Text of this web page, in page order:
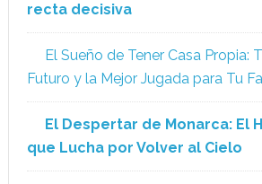
recta decisiva
El Sueño de Tener Casa Propia:
Futuro y la Mejor Jugada para Tu
El Despertar de Monarca: El
que Lucha por Volver al Cielo